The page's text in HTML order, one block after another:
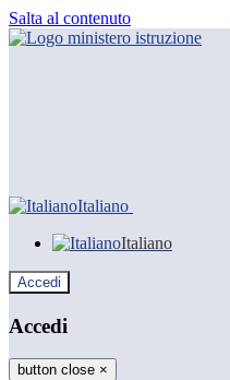
Salta al contenuto
Italiano
Italiano
Accedi
Accedi
button close ×